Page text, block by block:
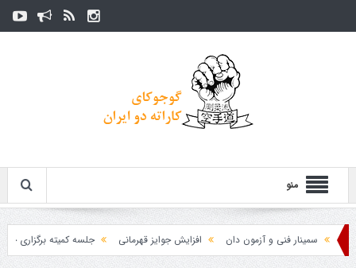
منو
سمینار فنی و آزمون دان افزایش جوایز قهرمانی جلسه کمیته برگزاری جام پارس